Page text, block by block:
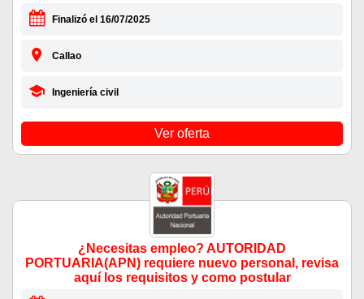
Finalizó el 16/07/2025
Callao
Ingeniería civil
Ver oferta
¿Necesitas empleo? AUTORIDAD
PORTUARIA(APN) requiere nuevo personal, revisa
aquí los requisitos y como postular